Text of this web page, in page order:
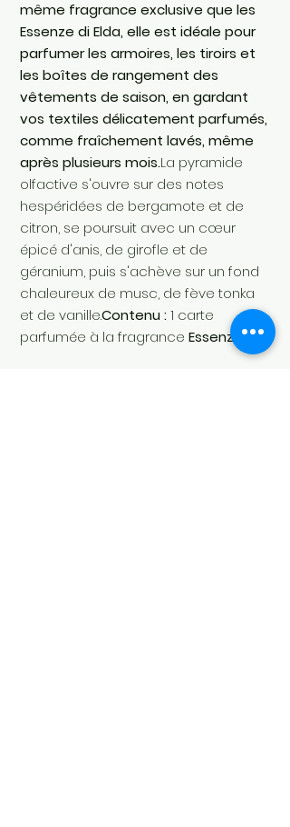
même fragrance exclusive que les
Essenze di Elda, elle est idéale pour
parfumer les armoires, les tiroirs et
les boîtes de rangement des
vêtements de saison, en gardant
vos textiles délicatement parfumés,
comme fraîchement lavés, même
après plusieurs mois.La pyramide
olfactive s'ouvre sur des notes
hespéridées de bergamote et de
citron, se poursuit avec un cœur
épicé d'anis, de girofle et de
géranium, puis s'achève sur un fond
chaleureux de musc, de fève tonka
et de vanille.Contenu :1 carte
parfumée à la fragrance Essenza D